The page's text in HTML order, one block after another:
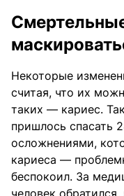
Некоторые
считая, что их
таких — кариес.
пришлось спасать
осложнениями,
кариеса —
беспокоил. За
человек